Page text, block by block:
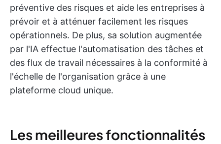
préventive des risques et aide les entreprises à
prévoir et à atténuer facilement les risques
opérationnels. De plus, sa solution augmentée
par l'IA effectue l'automatisation des tâches et
des flux de travail nécessaires à la conformité à
l'échelle de l'organisation grâce à une
plateforme cloud unique.
Les meilleures fonctionnalités